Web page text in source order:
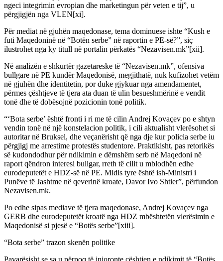
ngeci integrimin evropian dhe marketingun për veten e tij”, u
përgjigjën nga VLEN[xi].
Për mediat në gjuhën maqedonase, tema dominuese ishte “Kush e
futi Maqedoninë në “Botën serbe” në raportin e PE-së?”, siç
ilustrohet nga ky titull në portalin përkatës “Nezavisen.mk”[xii].
Në analizën e shkurtër gazetareske të “Nezavisen.mk”, ofensiva
bullgare në PE kundër Maqedonisë, megjithatë, nuk kufizohet vetëm
në gjuhën dhe identitetin, por duke gjykuar nga amendamentet,
përmes çështjeve të tjera ata duan të ulin besueshmërinë e vendit
tonë dhe të dobësojnë pozicionin tonë politik.
“‘Bota serbe’ është fronti i ri me të cilin Andrej Kovaçev po e shtyn
vendin tonë në një konstelacion politik, i cili aktualisht vlerësohet si
autoritar në Bruksel, dhe veçanërisht që nga dje kur policia serbe iu
përgjigj me arrestime protestës studentore. Praktikisht, pas retorikës
së kudondodhur për ndikimin e dëmshëm serb në Maqedoni në
raport qëndron interesi bullgar, rreth të cilit u mblodhën edhe
eurodeputetët e HDZ-së në PE. Midis tyre është ish-Ministri i
Punëve të Jashtme në qeverinë kroate, Davor Ivo Shtier”, përfundon
Nezavisen.mk.
Po edhe sipas mediave të tjera maqedonase, Andrej Kovaçev nga
GERB dhe eurodeputetët kroatë nga HDZ mbështetën vlerësimin e
Maqedonisë si pjesë e “Botës serbe”[xiii].
“Bota serbe” trazon skenën politike
Pavarësisht se sa u përpoq të injoronte çështjen e ndikimit të “Botës